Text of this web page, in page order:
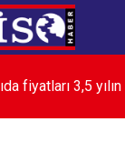
fiyatları 3,5